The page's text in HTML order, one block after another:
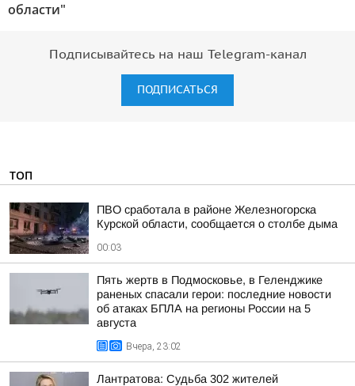
области"
Подписывайтесь на наш Telegram-канал
ПОДПИСАТЬСЯ
ТОП
ПВО сработала в районе Железногорска
Курской области, сообщается о столбе дыма
00:03
Пять жертв в Подмосковье, в Геленджике
раненых спасали герои: последние новости
об атаках БПЛА на регионы России на 5
августа
Вчера, 23:02
Лантратова: Судьба 302 жителей